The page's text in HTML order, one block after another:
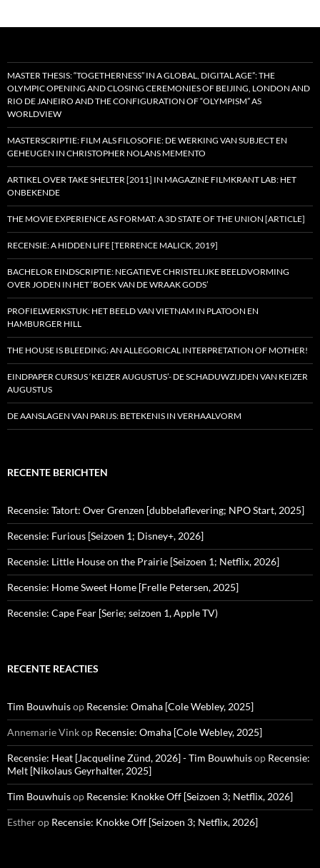
MASTER THESIS: “TOGETHERNESS” IN A GLOBAL, DIGITAL AGE”: THE
OLYMPIC OPENING AND CLOSING CEREMONIES OF BEIJING, LONDON AND
RIO DE JANEIRO AND THE CONFIGURATION OF “OLYMPISM” AS
WORLDVIEW
MASTERSCRIPTIE: FILM ALS FILOSOFIE: DE WERKING VAN SUBJECT EN
GEHEUGEN IN CHRISTOPHER NOLANS MEMENTO
ARTIKEL OVER TAKE SHELTER [2011] IN MAGAZINE FILMKRANT LAB: HET
ONBEKENDE
THE MOVIE EXPERIENCE AS FORMAT: A 3D STATE OF THE UNION [ARTICLE]
RECENSIE: A HIDDEN LIFE [TERRENCE MALICK, 2019]
BACHELOR EINDSCRIPTIE: NEGATIEVE CHRISTELIJKE BEELDVORMING
OVER JODEN IN HET ‘BOEK VAN DE WRAAK GODS’
PROFIELWERKSTUK: HET BEELD VAN VIETNAM IN PLATOON EN
HAMBURGER HILL
THE HOUSE IS BLEEDING: AN ALLEGORICAL INTERPRETATION OF MOTHER!
EINDPAPER CURSUS ‘KEIZER AUGUSTUS’- DE SCHADUWZIJDEN VAN KEIZER
AUGUSTUS
DE AANSLAGEN VAN PARIJS: BETEKENIS IN VERHAALVORM
RECENTE BERICHTEN
Recensie: Tatort: Over Grenzen [dubbelaflevering; NPO Start, 2025]
Recensie: Furious [Seizoen 1; Disney+, 2026]
Recensie: Little House on the Prairie [Seizoen 1; Netflix, 2026]
Recensie: Home Sweet Home [Frelle Petersen, 2025]
Recensie: Cape Fear [Serie; seizoen 1, Apple TV)
RECENTE REACTIES
Tim Bouwhuisop Recensie: Omaha [Cole Webley, 2025]
Annemarie Vinkop Recensie: Omaha [Cole Webley, 2025]
Recensie: Heat [Jacqueline Zünd, 2026] - Tim Bouwhuisop Recensie:
Melt [Nikolaus Geyrhalter, 2025]
Tim Bouwhuisop Recensie: Knokke Off [Seizoen 3; Netflix, 2026]
Estherop Recensie: Knokke Off [Seizoen 3; Netflix, 2026]